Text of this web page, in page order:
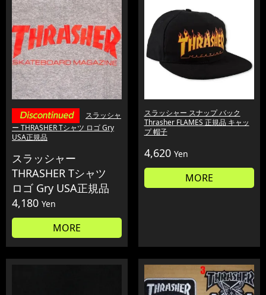
スラッシャ
ー THRASHER Tシャツ ロゴ Gry
USA正規品
スラッシャー
THRASHER Tシャツ
ロゴ Gry USA正規品
4,180 Yen
MORE
スラッシャー スナップ バック
Thrasher FLAMES 正規品 キャッ
プ 帽子
4,620 Yen
MORE